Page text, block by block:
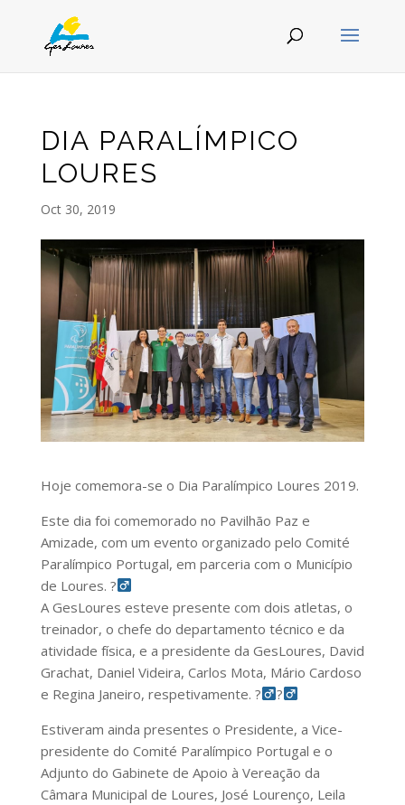
DIA PARALÍMPICO
LOURES
Oct 30, 2019
Hoje comemora-se o Dia Paralímpico Loures 2019.
Este dia foi comemorado no Pavilhão Paz e
Amizade, com um evento organizado pelo Comité
Paralímpico Portugal, em parceria com o Município
de Loures. ?‍
A GesLoures esteve presente com dois atletas, o
treinador, o chefe do departamento técnico e da
atividade física, e a presidente da GesLoures, David
Grachat, Daniel Videira, Carlos Mota, Mário Cardoso
e Regina Janeiro, respetivamente. ?‍
?‍
Estiveram ainda presentes o Presidente, a Vice-
presidente do Comité Paralímpico Portugal e o
Adjunto do Gabinete de Apoio à Vereação da
Câmara Municipal de Loures, José Lourenço, Leila